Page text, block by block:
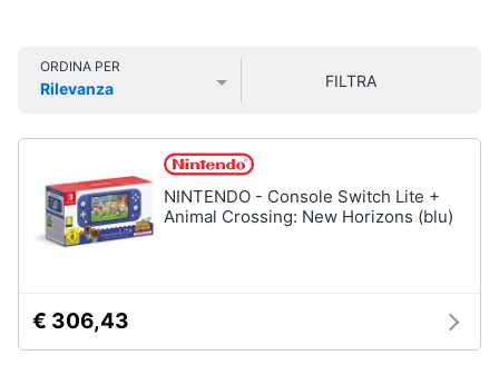
e
musica
Arredo
ORDINA PER
Rilevanza
FILTRA
NINTENDO - Console Switch Lite +
Animal Crossing: New Horizons (blu)
€ 306,43